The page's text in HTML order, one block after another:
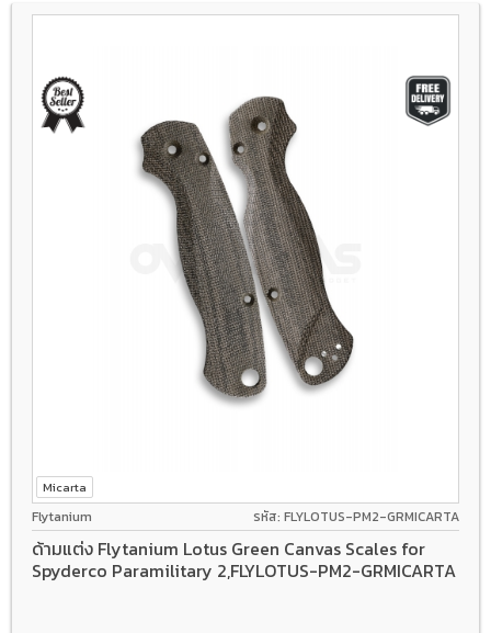
Micarta
Flytanium รหัส: FLYLOTUS-PM2-GRMICARTA
ด้ามแต่ง Flytanium Lotus Green Canvas Scales for
Spyderco Paramilitary 2,FLYLOTUS-PM2-GRMICARTA